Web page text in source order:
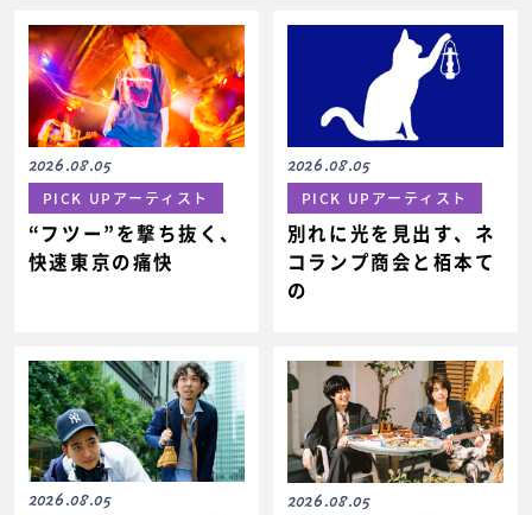
2026.08.05
PICK UPアーティスト
“フツー”を撃ち抜く、
快速東京の痛快
2026.08.05
PICK UPアーティスト
別れに光を見出す、ネ
コランプ商会と栢本て
の
2026.08.05 2026.08.05